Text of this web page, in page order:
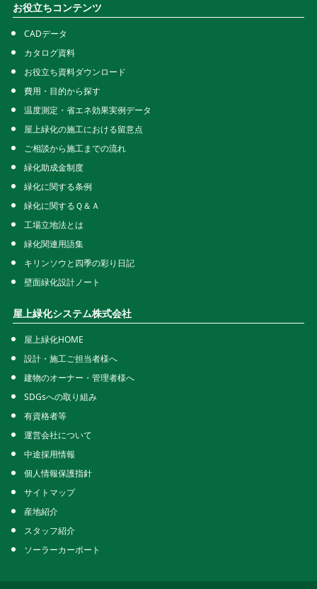
お役立ちコンテンツ
CADデータ
カタログ資料
お役立ち資料ダウンロード
費用・目的から探す
温度測定・省エネ効果実例データ
屋上緑化の施工における留意点
ご相談から施工までの流れ
緑化助成金制度
緑化に関する条例
緑化に関するＱ＆Ａ
工場立地法とは
緑化関連用語集
キリンソウと四季の彩り日記
壁面緑化設計ノート
屋上緑化システム株式会社
屋上緑化HOME
設計・施工ご担当者様へ
建物のオーナー・管理者様へ
SDGsへの取り組み
有資格者等
運営会社について
中途採用情報
個人情報保護指針
サイトマップ
産地紹介
スタッフ紹介
ソーラーカーポート